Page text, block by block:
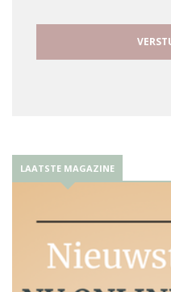
LAATSTE MAGAZINE